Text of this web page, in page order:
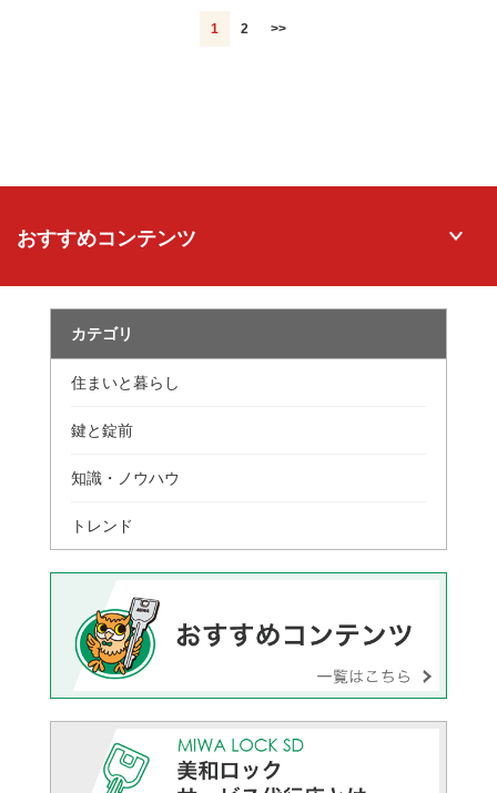
1 2 >>
おすすめコンテンツ
カテゴリ
住まいと暮らし
鍵と錠前
知識・ノウハウ
トレンド